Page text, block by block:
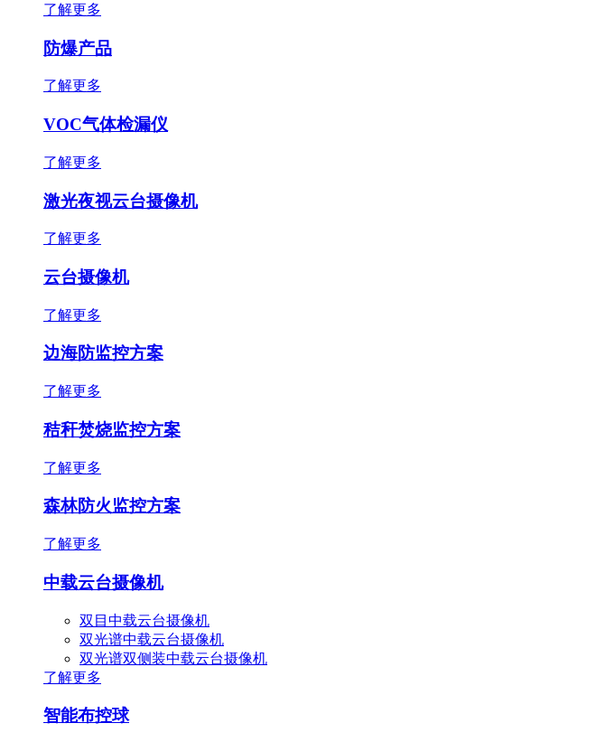
了解更多
防爆产品
了解更多
VOC气体检漏仪
了解更多
激光夜视云台摄像机
了解更多
云台摄像机
了解更多
边海防监控方案
了解更多
秸秆焚烧监控方案
了解更多
森林防火监控方案
了解更多
中载云台摄像机
双目中载云台摄像机
双光谱中载云台摄像机
双光谱双侧装中载云台摄像机
了解更多
智能布控球